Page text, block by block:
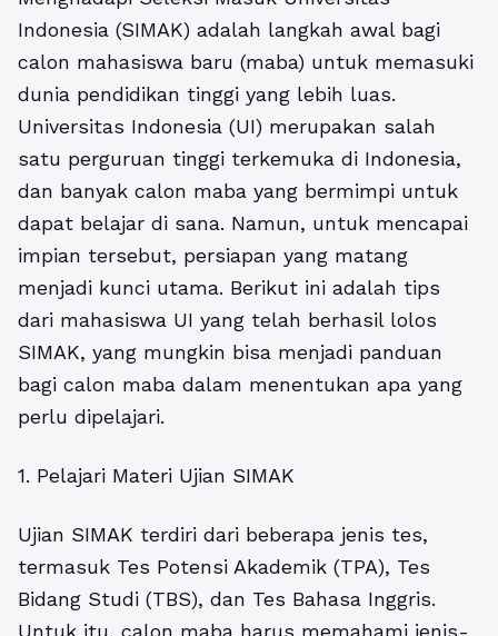
Indonesia (SIMAK) adalah langkah awal bagi
calon mahasiswa baru (maba) untuk memasuki
dunia pendidikan tinggi yang lebih luas.
Universitas Indonesia (UI) merupakan salah
satu perguruan tinggi terkemuka di Indonesia,
dan banyak calon maba yang bermimpi untuk
dapat belajar di sana. Namun, untuk mencapai
impian tersebut, persiapan yang matang
menjadi kunci utama. Berikut ini adalah tips
dari mahasiswa UI yang telah berhasil lolos
SIMAK, yang mungkin bisa menjadi panduan
bagi calon maba dalam menentukan apa yang
perlu dipelajari.
1. Pelajari Materi Ujian SIMAK
Ujian SIMAK terdiri dari beberapa jenis tes,
termasuk Tes Potensi Akademik (TPA), Tes
Bidang Studi (TBS), dan Tes Bahasa Inggris.
Untuk itu, calon maba harus memahami jenis-